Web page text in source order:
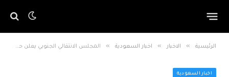
الرئيسية » الاخبار » اخبار السعودية » المجلس الانتقالي الجنوبي يعلن حل نفسه وإلغاء مكاتبه
اخبار السعودية